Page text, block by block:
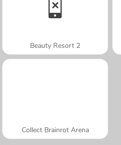
Beauty Resort 2
Collect Brainrot Arena